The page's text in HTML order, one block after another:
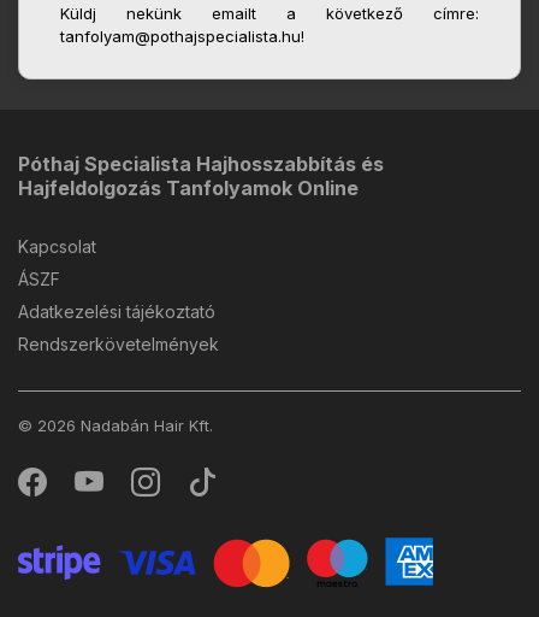
Küldj nekünk emailt a következő címre:
tanfolyam@pothajspecialista.hu!
Póthaj Specialista Hajhosszabbítás és
Hajfeldolgozás Tanfolyamok Online
Kapcsolat
ÁSZF
Adatkezelési tájékoztató
Rendszerkövetelmények
© 2026 Nadabán Hair Kft.